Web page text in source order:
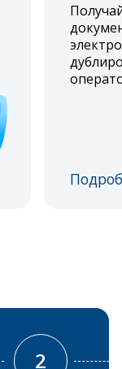
2